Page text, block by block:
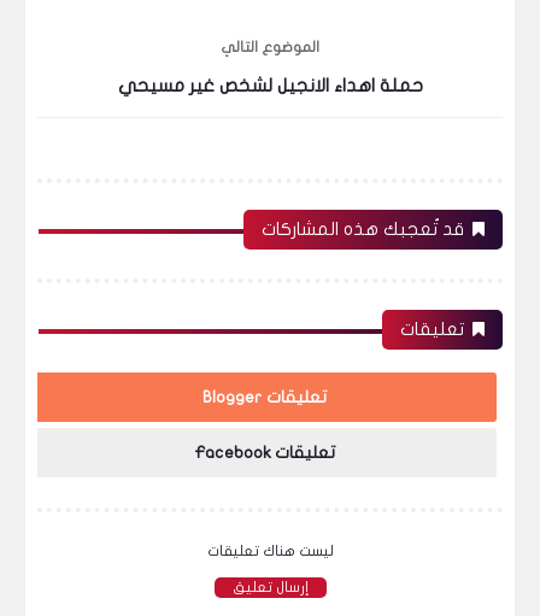
الموضوع التالي
حملة اهداء الانجيل لشخص غير مسيحي
قد تُعجبك هذه المشاركات
تعليقات
تعليقات Blogger
تعليقات Facebook
ليست هناك تعليقات
إرسال تعليق